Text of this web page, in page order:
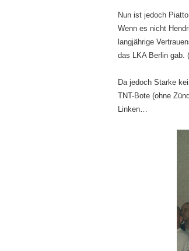
Nun ist jedoch
Wenn es nicht
langjährige
das LKA Berlin gab.
Da jedoch Starke
TNT-Bote (ohne
Linken…